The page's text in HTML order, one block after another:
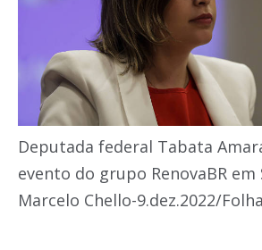
Deputada federal Tabata
evento do grupo RenovaBR em
Marcelo Chello-9.dez.2022/